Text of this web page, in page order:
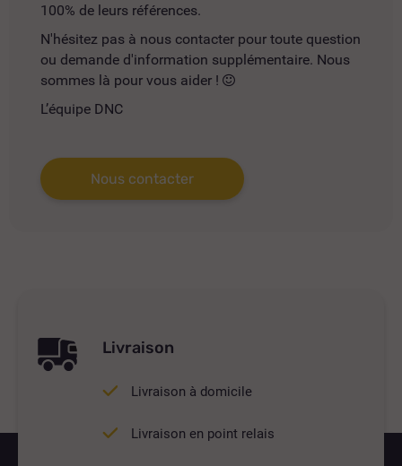
100% de leurs références.
N'hésitez pas à nous contacter pour toute question
ou demande d'information supplémentaire. Nous
sommes là pour vous aider !
L’équipe DNC
Nous contacter
Livraison
Livraison à domicile
Livraison en point relais